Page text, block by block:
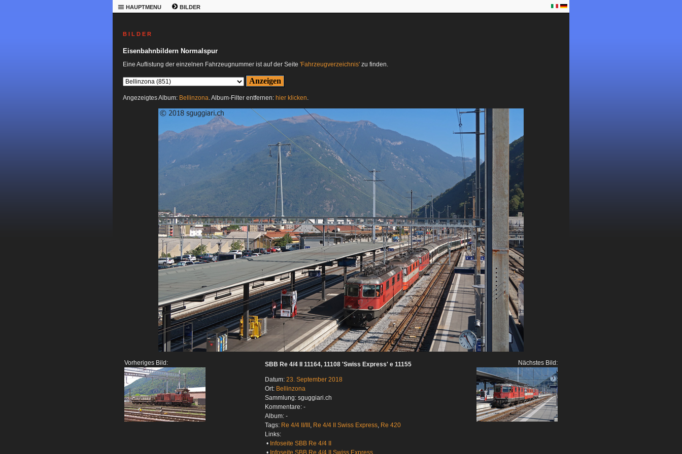
HAUPTMENU BILDER
B I L D E R
Eisenbahnbildern Normalspur
Eine Auflistung der einzelnen Fahrzeugnummer ist auf der Seite 'Fahrzeugverzeichnis' zu finden.
Angezeigtes Album: Bellinzona. Album-Filter entfernen: hier klicken.
Vorheriges Bild: SBB Re 4/4 II 11164, 11108 'Swiss Express' e 11155
Datum: 23. September 2018
Ort: Bellinzona
Sammlung: sguggiari.ch
Kommentare: -
Album: -
Tags: Re 4/4 II/III , Re 4/4 II Swiss Express, Re 420
Links:
• Infoseite SBB Re 4/4 II
Nächstes Bild: